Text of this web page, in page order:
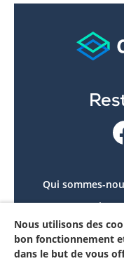
Qui sommes-
Le projet
Contactez-
Mon compte
Nous utilisons des
bon fonctionnement
dans le but de vous